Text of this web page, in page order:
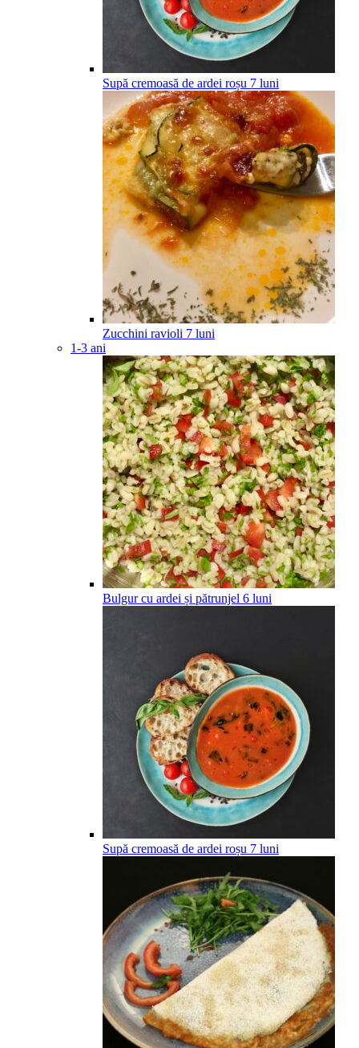
Supă cremoasă de ardei roșu 7 luni
Zucchini ravioli 7 luni
1-3 ani
Bulgur cu ardei și pătrunjel 6 luni
Supă cremoasă de ardei roșu 7 luni